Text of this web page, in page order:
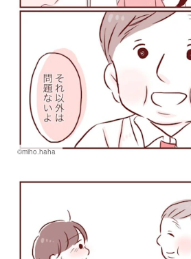
©miho.haha